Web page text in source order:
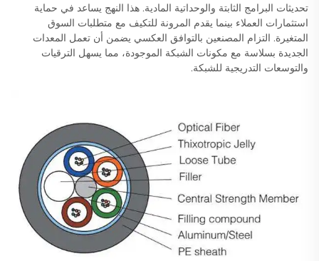
تحديثات البرامج الثابتة والوحداتية المادية. هذا النهج يساعد في حماية
استثمارات العملاء بينما يقدم المرونة للتكيف مع متطلبات السوق
المتغيرة. التزام المصنعين بالتوافق العكسي يضمن أن تعمل المعدات
الجديدة بسلاسة مع مكونات الشبكة الموجودة، مما يسهل الترقيات
والتوسعات التدريجية للشبكة.